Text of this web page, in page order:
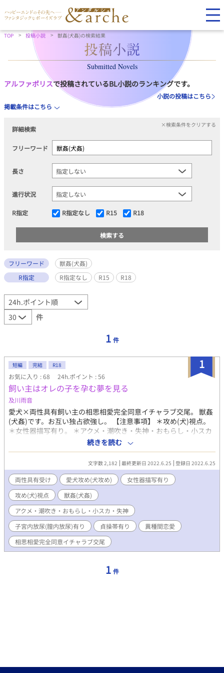
TOP 投稿小説 獣姦(犬姦)の検索結果
Submitted Novels
アルファポリスで投稿されているBL小説のランキングです。
小説の投稿はこちら
掲載条件はこちら
詳細検索
×検索条件をクリアする
フリーワード
長さ
進行状況
R指定 R指定なし R15 R18
フリーワード
獣姦(犬姦)
R指定
R指定なし R15 R18
件
1 件
1
短編 完結 R18
お気に入り : 68 24h.ポイント : 56
飼い主はオレの子を孕む夢を見る
及川雨音
愛犬×両性具有飼い主の相思相愛完全同意イチャラブ交尾。 獣姦
(犬姦)です。お互い独占欲強し。 【注意事項】 ＊攻め(犬)視点。
＊女性器描写有り。 ＊アクメ・潮吹き・失神・おもらし・小スカ
有り。 ＊子宮内放尿(膣内放尿)有り。 ＊貞操帯有り。 ＊異種間恋
愛
続きを読む
文字数 2,182 最終更新日 2022.6.25 登録日 2022.6.25
両性具有受け 愛犬攻め(犬攻め)
女性器描写有り
攻め(犬)視点
獣姦(犬姦)
アクメ・潮吹き・おもらし・小スカ・失神
子宮内放尿(膣内放尿)有り
貞操帯有り
異種間恋愛
相思相愛完全同意イチャラブ交尾
1 件